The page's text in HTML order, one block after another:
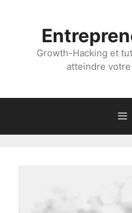
Growth-Hacking et
atteindre